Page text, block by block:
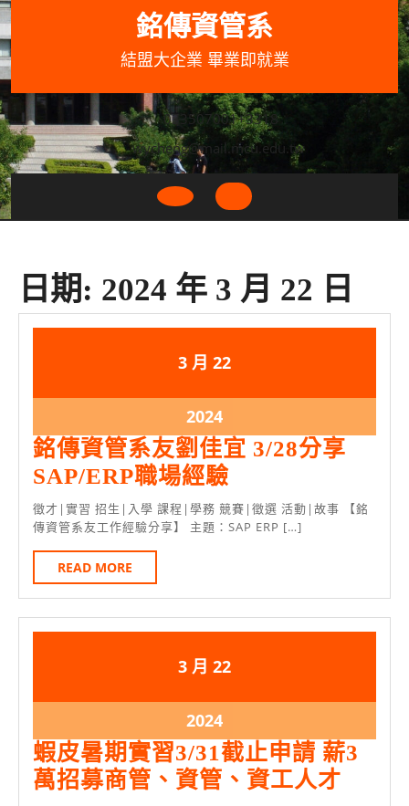
Skip
to
content
銘傳資管系
結盟大企業 畢業即就業
033507001+3318
wycheng@mail.mcu.edu.tw
Open
日期: 2024 年 3 月 22 日
3 月 2024
3
月
22
日
222024
月
22
20242024
年
3
月
22
日
銘傳資管系友劉佳宜 3/28分享
SAP/ERP職場經驗銘
傳
資
友
劉
佳
分
享
徵才|實習 招生|入學 課程|學務 競賽|徵選 活動|故事 【銘
傳資管系友工作經驗分享】 主題：SAP ERP […]
READ MORE
MORE
3 月 2024
3
月
22
日
222024
月
22
日
20242024
年
3
蝦皮暑期實習3/31截止申請 薪3
萬招募商管、資管、資工人才